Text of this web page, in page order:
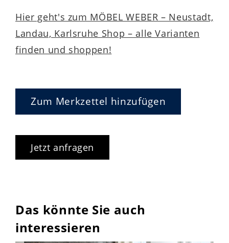
Hier geht's zum MÖBEL WEBER – Neustadt,
Landau, Karlsruhe Shop – alle Varianten
finden und shoppen!
Zum Merkzettel hinzufügen
Jetzt anfragen
Das könnte Sie auch
interessieren